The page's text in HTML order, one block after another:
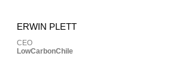
ERWIN PLETT
CEO
LowCarbonChile